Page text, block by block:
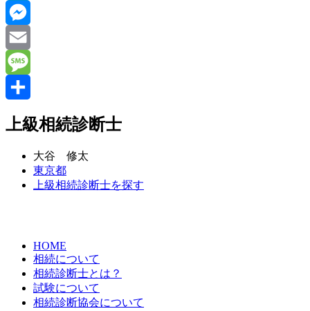
Line
Messenger
Email
Message
上級相続診断士
大谷 修太
東京都
上級相続診断士を探す
HOME
相続について
相続診断士とは？
試験について
相続診断協会について